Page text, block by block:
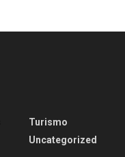
Turismo
Uncategorized